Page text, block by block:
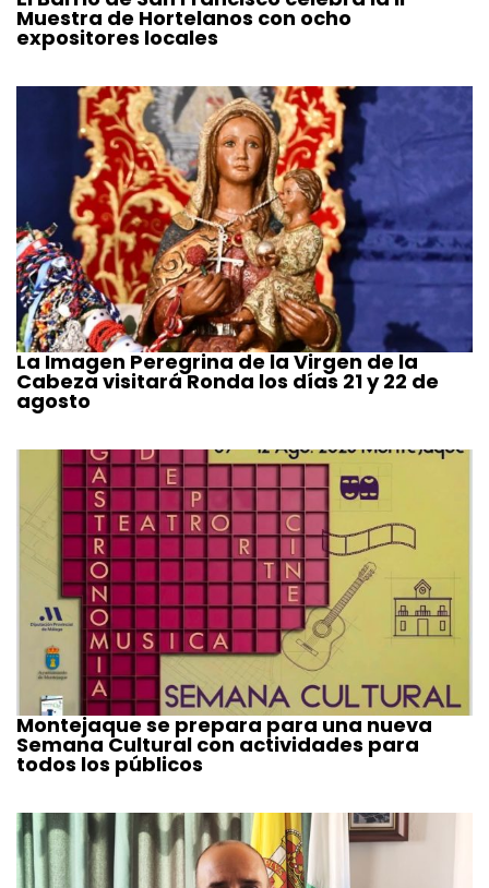
Muestra de Hortelanos con ocho
expositores locales
La Imagen Peregrina de la Virgen de la
Cabeza visitará Ronda los días 21 y 22 de
agosto
Montejaque se prepara para una nueva
Semana Cultural con actividades para
todos los públicos